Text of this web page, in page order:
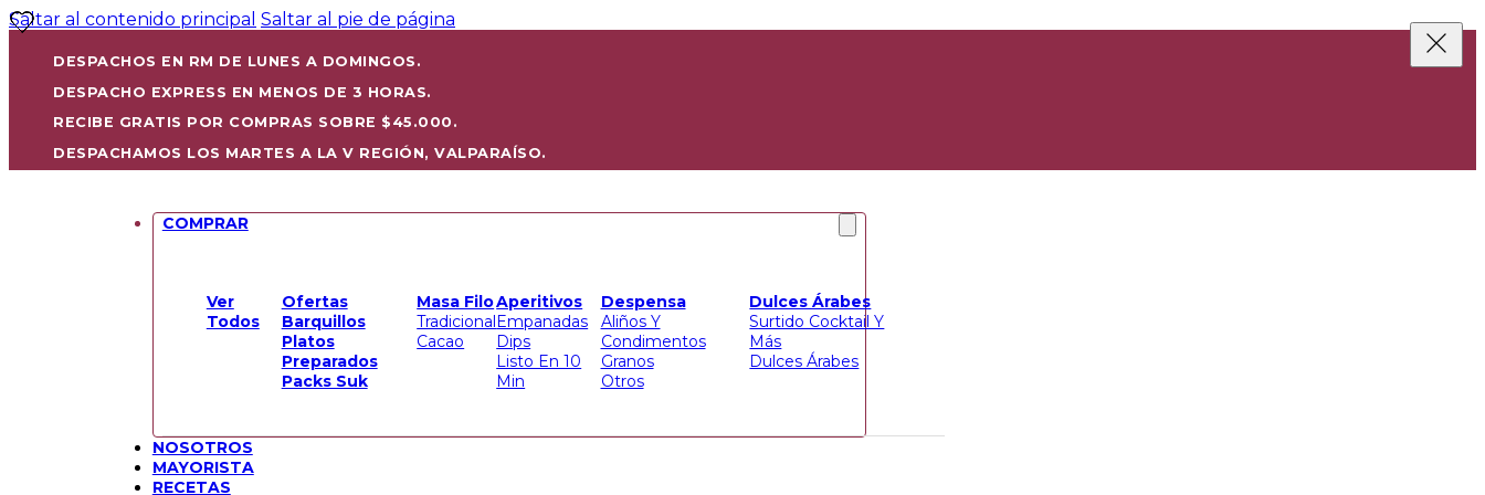
Saltar al contenido principal Saltar al pie de página
DESPACHOS EN RM DE LUNES A DOMINGOS.
DESPACHO EXPRESS EN MENOS DE 3 HORAS.
RECIBE GRATIS POR COMPRAS SOBRE $45.000.
DESPACHAMOS LOS MARTES A LA V REGIÓN, VALPARAÍSO.
COMPRAR
Ver
Todos
Ofertas
Barquillos
Platos
Preparados
Packs Suk
Masa Filo
Tradicional
Cacao
Aperitivos
Empanadas
Dips
Listo En 10
Min
Despensa
Aliños Y
Condimentos
Granos
Otros
Dulces Árabes
Surtido Cocktail Y
Más
Dulces Árabes
NOSOTROS
MAYORISTA
RECETAS